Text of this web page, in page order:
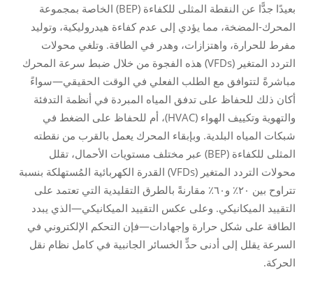
بعيدًا جدًّا عن النقطة المثلى للكفاءة (BEP) الخاصة بمجموعة
المحرك-المضخة، مما يؤدي إلى عدم كفاءة هيدروليكية، وتوليد
مفرط للحرارة، واهتزازات، وهدر في الطاقة. وتلغي محولات
التردد المتغير (VFDs) هذه الفجوة من خلال ضبط سرعة المحرك
مباشرةً لتتوافق مع الطلب الفعلي في الوقت الحقيقي—سواءً
أكان ذلك للحفاظ على تدفق المياه المبردة في أنظمة التدفئة
والتهوية وتكييف الهواء (HVAC)، أم للحفاظ على الضغط في
شبكات المياه البلدية. وبإبقاء المحرك يعمل بالقرب من نقطته
المثلى للكفاءة (BEP) عبر مختلف مستويات الأحمال، تقلل
محولات التردد المتغير (VFDs) القدرة الكهربائية المُستهلكة بنسبة
تتراوح بين ٢٠٪ و٦٠٪ مقارنةً بالطرق التقليدية التي تعتمد على
التقييد الميكانيكي. وعلى عكس التقييد الميكانيكي—الذي يبدد
الطاقة على شكل حرارة وإجهادات—فإن التحكم الإلكتروني في
السرعة يقلل إلى أدنى حدٍّ الخسائر الجانبية في كامل نظام نقل
الحركة.